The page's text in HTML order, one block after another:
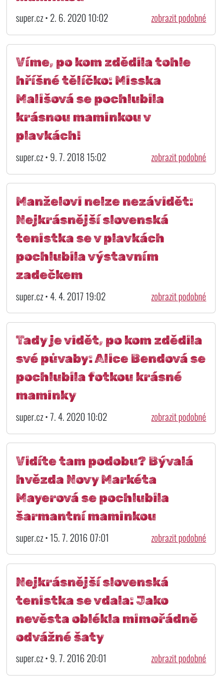
super.cz • 2. 6. 2020 10:02 zobrazit podobné
Víme, po kom zdědila tohle
hříšné tělíčko: Misska
Mališová se pochlubila
krásnou maminkou v
plavkách!
super.cz • 9. 7. 2018 15:02 zobrazit podobné
Manželovi nelze nezávidět:
Nejkrásnější slovenská
tenistka se v plavkách
pochlubila výstavním
zadečkem
super.cz • 4. 4. 2017 19:02 zobrazit podobné
Tady je vidět, po kom zdědila
své půvaby: Alice Bendová se
pochlubila fotkou krásné
maminky
super.cz • 7. 4. 2020 10:02 zobrazit podobné
Vidíte tam podobu? Bývalá
hvězda Novy Markéta
Mayerová se pochlubila
šarmantní maminkou
super.cz • 15. 7. 2016 07:01 zobrazit podobné
Nejkrásnější slovenská
tenistka se vdala: Jako
nevěsta oblékla mimořádně
odvážné šaty
super.cz • 9. 7. 2016 20:01 zobrazit podobné